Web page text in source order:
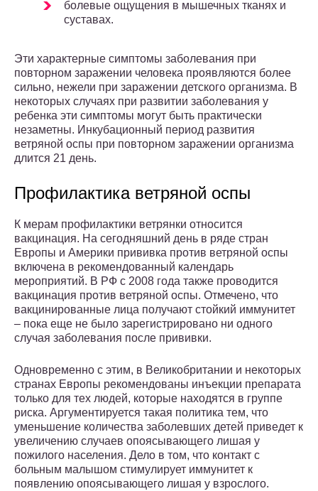
болевые ощущения в мышечных тканях и
суставах.
Эти характерные симптомы заболевания при
повторном заражении человека проявляются более
сильно, нежели при заражении детского организма. В
некоторых случаях при развитии заболевания у
ребенка эти симптомы могут быть практически
незаметны. Инкубационный период развития
ветряной оспы при повторном заражении организма
длится 21 день.
Профилактика ветряной оспы
К мерам профилактики ветрянки относится
вакцинация. На сегодняшний день в ряде стран
Европы и Америки прививка против ветряной оспы
включена в рекомендованный календарь
мероприятий. В РФ с 2008 года также проводится
вакцинация против ветряной оспы. Отмечено, что
вакцинированные лица получают стойкий иммунитет
– пока еще не было зарегистрировано ни одного
случая заболевания после прививки.
Одновременно с этим, в Великобритании и некоторых
странах Европы рекомендованы инъекции препарата
только для тех людей, которые находятся в группе
риска. Аргументируется такая политика тем, что
уменьшение количества заболевших детей приведет к
увеличению случаев опоясывающего лишая у
пожилого населения. Дело в том, что контакт с
больным малышом стимулирует иммунитет к
появлению опоясывающего лишая у взрослого.